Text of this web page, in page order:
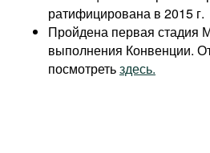
ратифицирована в 2015 г.
Пройдена первая стадия
выполнения Конвенции.
посмотретьздесь.